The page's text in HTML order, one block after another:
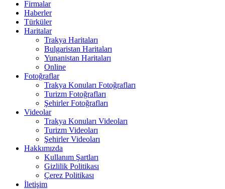
Firmalar
Haberler
Türküler
Haritalar
Trakya Haritaları
Bulgaristan Haritaları
Yunanistan Haritaları
Online
Fotoğraflar
Trakya Konuları Fotoğrafları
Turizm Fotoğrafları
Şehirler Fotoğrafları
Videolar
Trakya Konuları Videoları
Turizm Videoları
Şehirler Videoları
Hakkımızda
Kullanım Şartları
Gizlilik Politikası
Çerez Politikası
İletişim